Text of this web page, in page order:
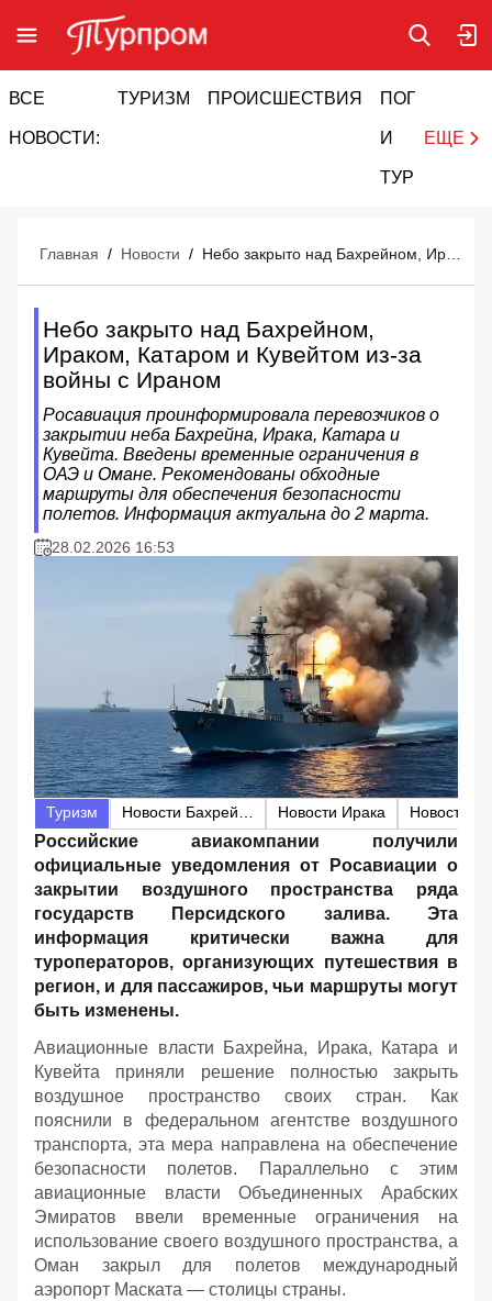
ВСЕ
НОВОСТИ:
ТУРИЗМ ПРОИСШЕСТВИЯ ПОГОДА
И
ТУРИЗМ
ЕЩЕ
Главная / Новости /
Небо закрыто над Бахрейном,
Ираком, Катаром и Кувейтом из-за
войны с Ираном
Росавиация проинформировала перевозчиков о
закрытии неба Бахрейна, Ирака, Катара и
Кувейта. Введены временные ограничения в
ОАЭ и Омане. Рекомендованы обходные
маршруты для обеспечения безопасности
полетов. Информация актуальна до 2 марта.
28.02.2026 16:53
Туризм Новости Бахрейна Новости Ирака Новости
Российские авиакомпании получили
официальные уведомления от Росавиации о
закрытии воздушного пространства ряда
государств Персидского залива. Эта
информация критически важна для
туроператоров, организующих путешествия в
регион, и для пассажиров, чьи маршруты могут
быть изменены.
Авиационные власти Бахрейна, Ирака, Катара и
Кувейта приняли решение полностью закрыть
воздушное пространство своих стран. Как
пояснили в федеральном агентстве воздушного
транспорта, эта мера направлена на обеспечение
безопасности полетов. Параллельно с этим
авиационные власти Объединенных Арабских
Эмиратов ввели временные ограничения на
использование своего воздушного пространства, а
Оман закрыл для полетов международный
аэропорт Маската — столицы страны.